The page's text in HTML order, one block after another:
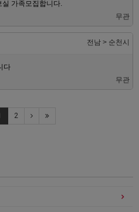
가족모집합니다.
무관
전남 > 순천시
다
무관
2